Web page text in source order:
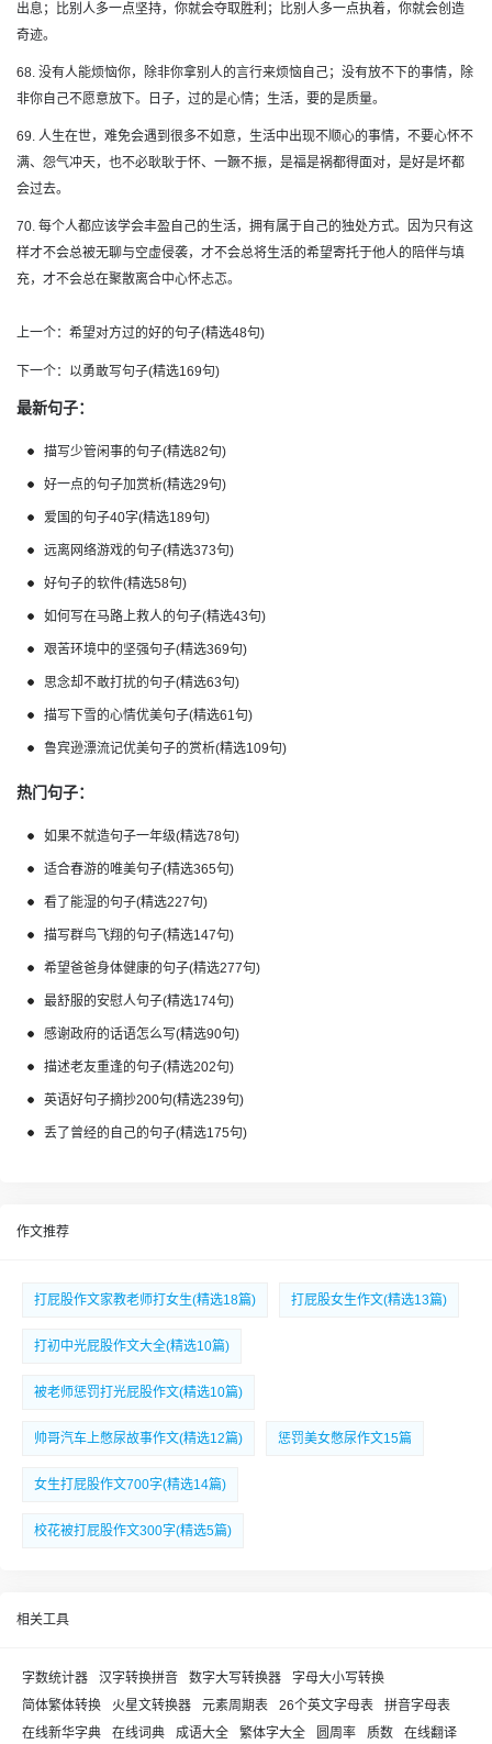
出息；比别人多一点坚持，你就会夺取胜利；比别人多一点执着，你就会创造
奇迹。
68. 没有人能烦恼你，除非你拿别人的言行来烦恼自己；没有放不下的事情，除
非你自己不愿意放下。日子，过的是心情；生活，要的是质量。
69. 人生在世，难免会遇到很多不如意，生活中出现不顺心的事情，不要心怀不
满、怨气冲天，也不必耿耿于怀、一蹶不振，是福是祸都得面对，是好是坏都
会过去。
70. 每个人都应该学会丰盈自己的生活，拥有属于自己的独处方式。因为只有这
样才不会总被无聊与空虚侵袭，才不会总将生活的希望寄托于他人的陪伴与填
充，才不会总在聚散离合中心怀忐忑。
上一个： 希望对方过的好的句子(精选48句)
下一个： 以勇敢写句子(精选169句)
最新句子：
描写少管闲事的句子(精选82句)
好一点的句子加赏析(精选29句)
爱国的句子40字(精选189句)
远离网络游戏的句子(精选373句)
好句子的软件(精选58句)
如何写在马路上救人的句子(精选43句)
艰苦环境中的坚强句子(精选369句)
思念却不敢打扰的句子(精选63句)
描写下雪的心情优美句子(精选61句)
鲁宾逊漂流记优美句子的赏析(精选109句)
热门句子：
如果不就造句子一年级(精选78句)
适合春游的唯美句子(精选365句)
看了能湿的句子(精选227句)
描写群鸟飞翔的句子(精选147句)
希望爸爸身体健康的句子(精选277句)
最舒服的安慰人句子(精选174句)
感谢政府的话语怎么写(精选90句)
描述老友重逢的句子(精选202句)
英语好句子摘抄200句(精选239句)
丢了曾经的自己的句子(精选175句)
作文推荐
打屁股作文家教老师打女生(精选18篇) 打屁股女生作文(精选13篇)
打初中光屁股作文大全(精选10篇)
被老师惩罚打光屁股作文(精选10篇)
帅哥汽车上憋尿故事作文(精选12篇) 惩罚美女憋尿作文15篇
女生打屁股作文700字(精选14篇)
校花被打屁股作文300字(精选5篇)
相关工具
字数统计器 汉字转换拼音 数字大写转换器
字母大小写转换
简体繁体转换
火星文转换器 元素周期表 26个英文字母表
拼音字母表
在线新华字典
在线词典 成语大全 繁体字大全 圆周率 质数 在线翻译